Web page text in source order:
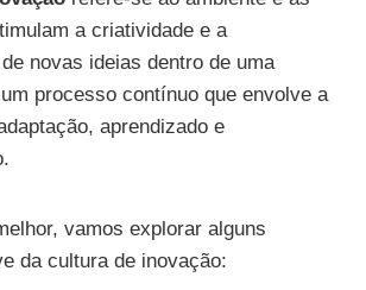
a criatividade e a
novas ideias dentro de uma
processo contínuo que envolve a
aprendizado e
vamos explorar alguns
da cultura de inovação: